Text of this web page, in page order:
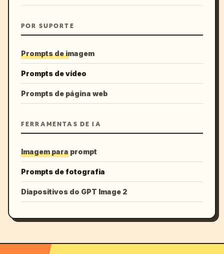
POR SUPORTE
Prompts de imagem
Prompts de vídeo
Prompts de página web
FERRAMENTAS DE IA
Imagem para prompt
Prompts de fotografia
Diapositivos do GPT Image 2